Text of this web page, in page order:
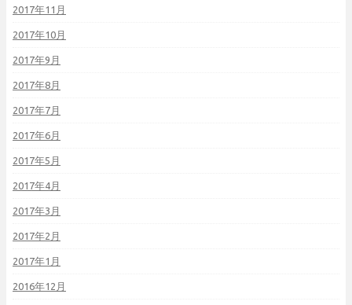
2017年11月
2017年10月
2017年9月
2017年8月
2017年7月
2017年6月
2017年5月
2017年4月
2017年3月
2017年2月
2017年1月
2016年12月